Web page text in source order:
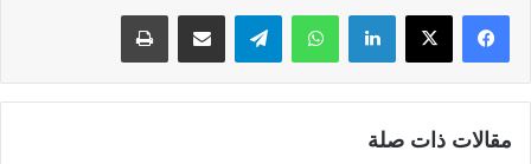
لينكدإن واتساب
مقالات ذات صلة